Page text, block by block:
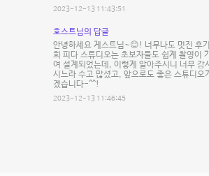
2023-12-13 11:43:51
호스트님의 답글
안녕하세요 게스트님~😊! 너무나도 멋진 후
희 피다 스튜디오는 초보자들도 쉽게 촬영이
여 설계되었는데, 이렇게 알아주시니 너무
시느라 수고 많셨고, 앞으로도 좋은 스튜디오
겠습니다-^^!
2023-12-13 11:46:45